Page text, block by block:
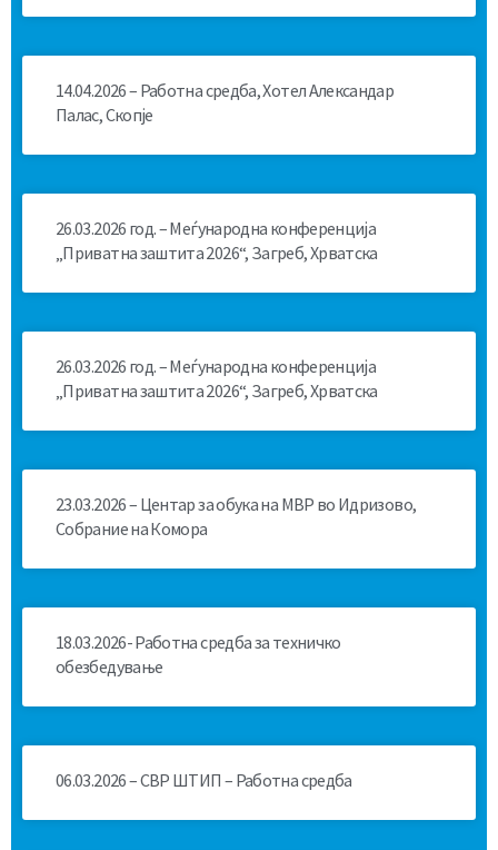
14.04.2026 – Работна средба, Хотел Александар
Палас, Скопје
26.03.2026 год. – Меѓународна конференција
„Приватна заштита 2026“, Загреб, Хрватска
26.03.2026 год. – Меѓународна конференција
„Приватна заштита 2026“, Загреб, Хрватска
23.03.2026 – Центар за обука на МВР во Идризово,
Собрание на Комора
18.03.2026- Работна средба за техничко
обезбедување
06.03.2026 – СВР ШТИП – Работна средба